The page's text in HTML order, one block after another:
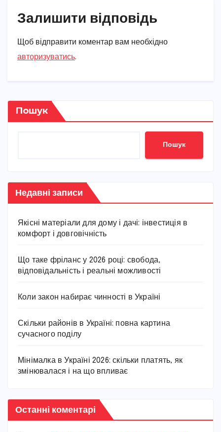
Залишити відповідь
Щоб відправити коментар вам необхідно
авторизуватись.
Пошук
Пошук
Недавні записи
Якісні матеріали для дому і дачі: інвестиція в
комфорт і довговічність
Що таке фріланс у 2026 році: свобода,
відповідальність і реальні можливості
Коли закон набирає чинності в Україні
Скільки районів в Україні: повна картина
сучасного поділу
Мінімалка в Україні 2026: скільки платять, як
змінювалася і на що впливає
Останні коментарі